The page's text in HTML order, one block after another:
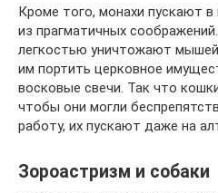
Кроме того, монахи пускают
из прагматичных
легкостью уничтожают
им портить церковное
восковые свечи. Так что
чтобы они могли
работу, их пускают даже на
Зороастризм и собаки